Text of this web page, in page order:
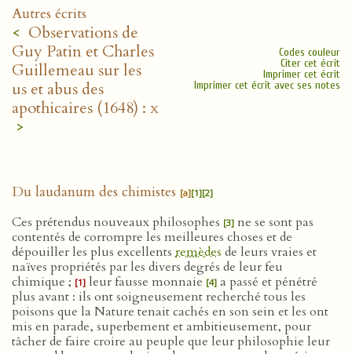
Autres écrits
< Observations de
Guy Patin et Charles
Guillemeau sur les
us et abus des
apothicaires (1648) : x
>
Codes couleur
Citer cet écrit
Imprimer cet écrit
Imprimer cet écrit avec ses notes
Du laudanum des chimistes [a][1][2]
Ces prétendus nouveaux philosophes [3] ne se sont pas
contentés de corrompre les meilleures choses et de
dépouiller les plus excellents remèdes de leurs vraies et
naïves propriétés par les divers degrés de leur feu
chimique ; [1] leur fausse monnaie [4] a passé et pénétré
plus avant : ils ont soigneusement recherché tous les
poisons que la Nature tenait cachés en son sein et les ont
mis en parade, superbement et ambitieusement, pour
tâcher de faire croire au peuple que leur philosophie leur